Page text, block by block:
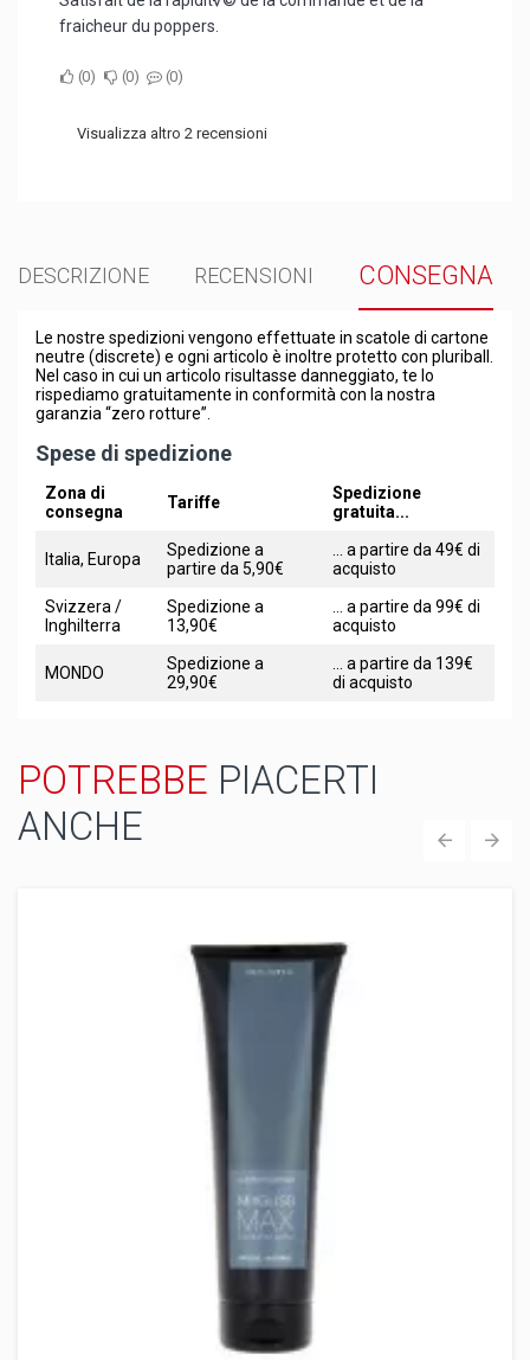
fraicheur du poppers.
0 0 0
Visualizza altro 2 recensioni
DESCRIZIONE RECENSIONI CONSEGNA
Le nostre spedizioni vengono effettuate in scatole di cartone
neutre (discrete) e ogni articolo è inoltre protetto con pluriball.
Nel caso in cui un articolo risultasse danneggiato, te lo
rispediamo gratuitamente in conformità con la nostra
garanzia “zero rotture”.
Spese di spedizione
Zona di
consegna
Tariffe
Spedizione
gratuita...
Italia, Europa
Spedizione a
partire da 5,90€
... a partire da 49€ di
acquisto
Svizzera /
Inghilterra
Spedizione a
13,90€
... a partire da 99€ di
acquisto
MONDO
Spedizione a
29,90€
... a partire da 139€
di acquisto
POTREBBE PIACERTI
ANCHE